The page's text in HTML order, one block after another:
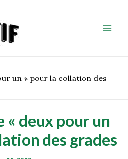
un » pour la collation des
« deux pour un
des grades